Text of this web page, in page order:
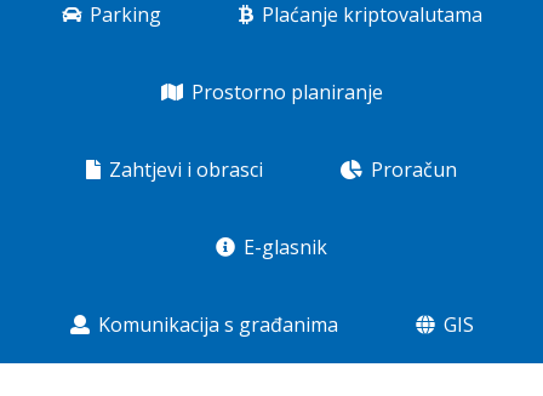
Parking Plaćanje kriptovalutama
Prostorno planiranje
Zahtjevi i obrasci Proračun
E-glasnik
Komunikacija s građanima GIS